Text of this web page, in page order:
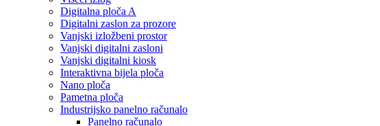
Digitalna ploča A
Digitalni zaslon za prozore
Vanjski izložbeni prostor
Vanjski digitalni zasloni
Vanjski digitalni kiosk
Interaktivna bijela ploča
Nano ploča
Pametna ploča
Industrijsko panelno računalo
Panelno računalo